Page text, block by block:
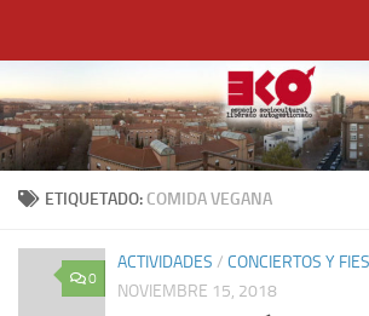
ETIQUETADO: COMIDA VEGANA
0
ACTIVIDADES / CONCIERTOS Y
NOVIEMBRE 15, 2018